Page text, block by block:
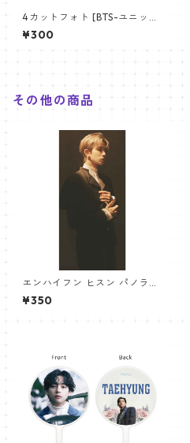
4カットフォト [BTS-ユニット
01] 4CUT PHOTO BTS- UNI
T 01
¥300
その他の商品
エンハイフン ヒスン パノラマ
ポスター (ENHYPEN HEESEU
NG Poster) 700*330mm
¥350